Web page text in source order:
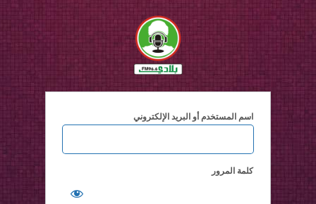
دخول
اسم المستخدم أو البريد الإلكتروني
كلمة المرور